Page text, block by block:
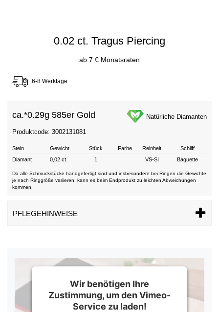
0.02 ct. Tragus Piercing
ab 7 € Monatsraten
6-8 Werktage
ca.*0.29g 585er Gold Natürliche Diamanten
Produktcode: 3002131081
Stein Gewicht Stück Farbe Reinheit
Schliff
Diamant
0,02 ct. 1 VS-SI Baguette
Da alle Schmuckstücke handgefertigt sind und insbesondere bei Ringen die Gewichte
je nach Ringgröße variieren, kann es beim Endprodukt zu leichten Abweichungen
kommen.
PFLEGEHINWEISE
Wir benötigen Ihre
Zustimmung, um den Vimeo-
Service zu laden!